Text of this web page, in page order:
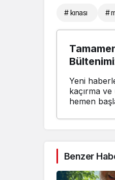
# kınası #
Yeni
kaçırma
hemen
Benzer